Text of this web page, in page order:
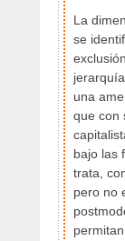
La
se
una
que con
bajo las
trata,
pero no